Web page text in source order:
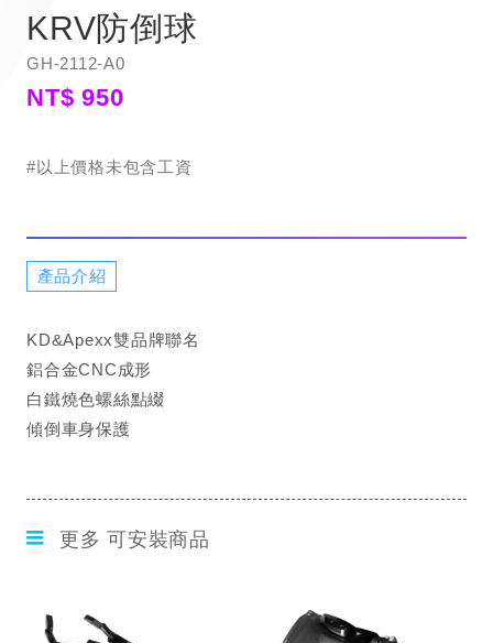
KRV防倒球
GH-2112-A0
NT$ 950
#以上價格未包含工資
產品介紹
KD&Apexx雙品牌聯名
鋁合金CNC成形
白鐵燒色螺絲點綴
傾倒車身保護
更多 可安裝商品